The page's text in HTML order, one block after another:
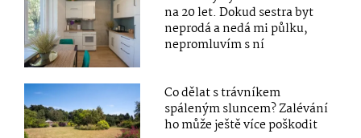
na 20 let. Dokud sestra byt
neprodá a nedá mi půlku,
nepromluvím s ní
Co dělat s trávníkem
spáleným sluncem? Zalévání
ho může ještě více poškodit